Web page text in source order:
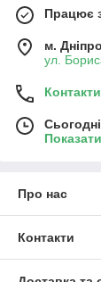
Працює
м. Дніпро
ул.
Контакти
Про нас
Контакти